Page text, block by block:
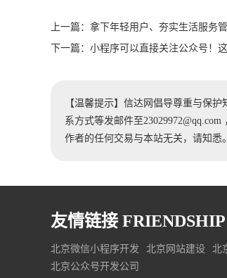
上一篇： 拿下年轻用户、夯实生活服务
下一篇： 小程序可以直接关注公众号！
【温馨提示】信达网倡导尊重与保
系方式等发邮件至
作者的任何交易与本站无关，请知悉。
友情链接
北京微信小程序开发 北京网站建设 北
北京公众号开发公司